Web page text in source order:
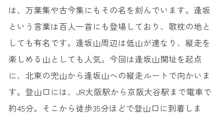
は、万葉集や古今集にもその名を刻んでいます。逢坂
という言葉は百人一首にも登場しており、歌枕の地と
しても有名です。逢坂山周辺は低山が連なり、縦走を
楽しめる山としても人気。今回は逢坂山関址を起点
に、北東の兜山から逢坂山への縦走ルートで向かいま
す。登山口には、JR大阪駅から京阪大谷駅まで電車で
約45分。そこから徒歩35分ほどで登山口に到着しま